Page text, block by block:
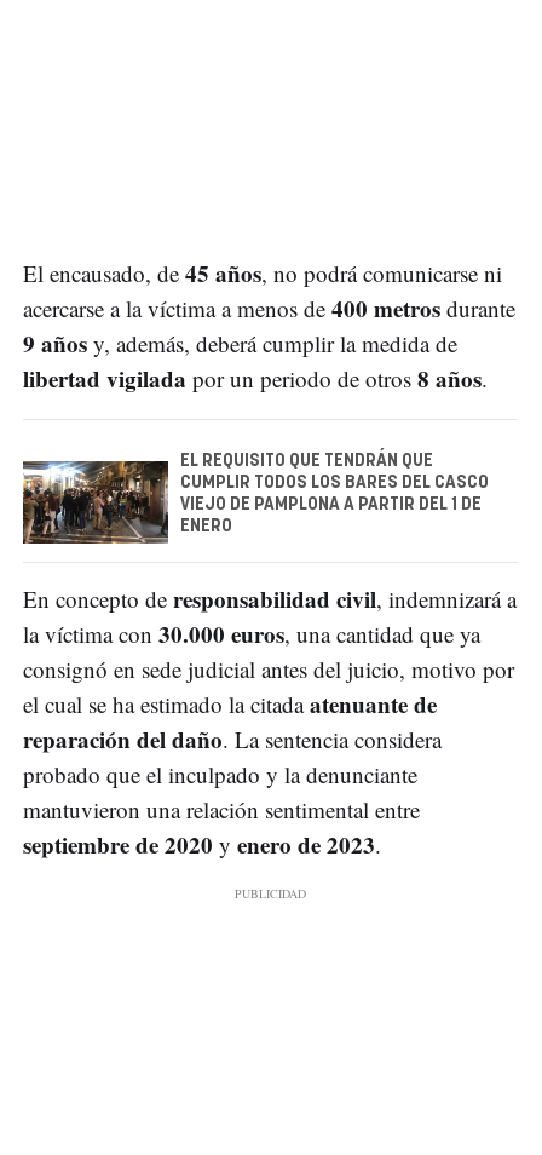
El encausado, de 45 años, no podrá comunicarse ni
acercarse a la víctima a menos de 400 metros durante
9 años y, además, deberá cumplir la medida de
libertad vigilada por un periodo de otros 8 años.
EL REQUISITO QUE TENDRÁN QUE
CUMPLIR TODOS LOS BARES DEL CASCO
VIEJO DE PAMPLONA A PARTIR DEL 1 DE
ENERO
En concepto de responsabilidad civil, indemnizará a
la víctima con 30.000 euros, una cantidad que ya
consignó en sede judicial antes del juicio, motivo por
el cual se ha estimado la citadaatenuante de
reparación del daño. La sentencia considera
probado que el inculpado y la denunciante
mantuvieron una relación sentimental entre
septiembre de 2020 y enero de 2023.